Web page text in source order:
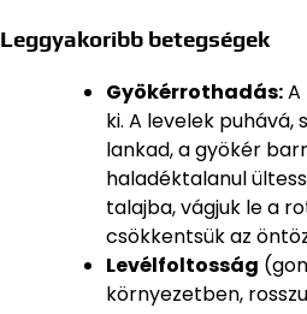
Leggyakoribb betegségek
Gyökérrothadás:A
ki. A levelek puhává,
lankad, a gyökér
haladéktalanul
talajba, vágjuk le a
csökkentsük az
Levélfoltosság
környezetben,